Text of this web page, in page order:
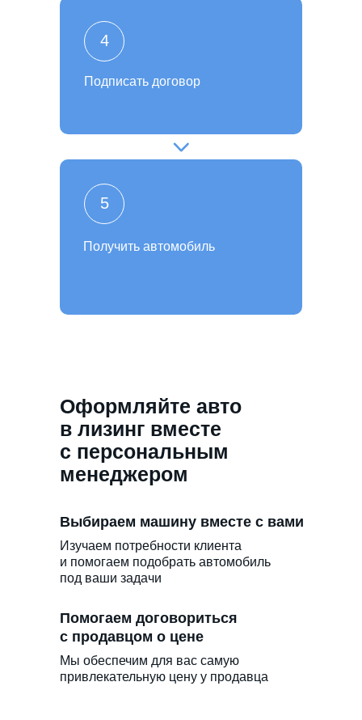
Получить автомобиль
5
Подписать договор
4
Помогаем договориться
с продавцом о цене
Мы обеспечим для вас самую
привлекательную цену у продавца
Выбираем машину вместе с вами
Изучаем потребности клиента
и помогаем подобрать автомобиль
под ваши задачи
Оформляйте авто
в лизинг вместе
с персональным
менеджером